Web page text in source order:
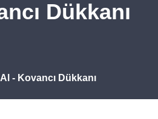
Dükkanı
- Kovancı Dükkanı